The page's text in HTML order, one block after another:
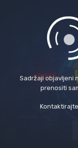
Sadržaji objavljeni
prenositi